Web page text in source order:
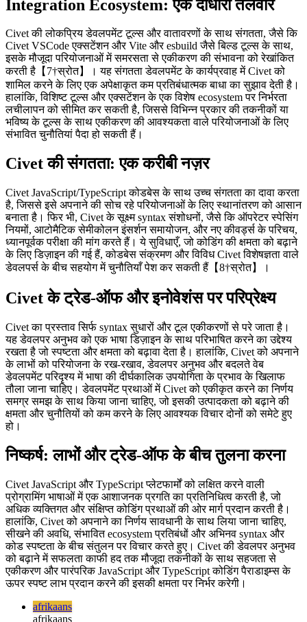
syntax और कोड की सार्वभौमिक पठनीयता के बीच का समझौता, डेवलपर्स के
Integration Ecosystem: एक दोधारी तलवार
Civet की लोकप्रिय डेवलपमेंट टूल्स और वातावरणों के साथ संगतता, जैसे कि
Civet VSCode एक्सटेंशन और Vite और esbuild जैसे बिल्ड टूल्स के साथ,
इसके मौजूदा परियोजनाओं में समरसता से एकीकरण की संभावना को रेखांकित
करती है【7†स्रोत】। यह संगतता डेवलपमेंट के कार्यप्रवाह में Civet को
शामिल करने के लिए एक अपेक्षाकृत कम प्रतिबंधात्मक बाधा का सुझाव देती है।
हालांकि, विशिष्ट टूल्स और एक्सटेंशन के एक विशेष ecosystem पर निर्भरता
लचीलापन को सीमित कर सकती है, जिससे विभिन्न प्रकार की तकनीकों या
भविष्य के टूल्स के साथ एकीकरण की आवश्यकता वाले परियोजनाओं के लिए
Civet की संगतता: एक करीबी नज़र
Civet JavaScript/TypeScript कोडबेस के साथ उच्च संगतता का दावा करता
है, जिससे इसे अपनाने की सोच रहे परियोजनाओं के लिए स्थानांतरण को आसान
बनाता है। फिर भी, Civet के सूक्ष्म syntax संशोधनों, जैसे कि ऑपरेटर स्पेसिंग
नियमों, आटोमैटिक सेमीकोलन इंसर्शन समायोजन, और नए कीवर्ड्स के परिचय,
ध्यानपूर्वक परीक्षा की मांग करते हैं। ये सुविधाएँ, जो कोडिंग की क्षमता को बढ़ाने
के लिए डिज़ाइन की गई हैं, कोडबेस संक्रमण और विविध Civet विशेषज्ञता वाले
Civet के ट्रेड-ऑफ और इनोवेशंस पर परिप्रेक्ष्य
Civet का प्रस्ताव सिर्फ syntax सुधारों और टूल एकीकरणों से परे जाता है।
यह डेवलपर अनुभव को एक भाषा डिज़ाइन के साथ परिभाषित करने का उद्देश्य
रखता है जो स्पष्टता और क्षमता को बढ़ावा देता है। हालांकि, Civet को अपनाने
के लाभों को परियोजना के रख-रखाव, डेवलपर अनुभव और बदलते वेब
डेवलपमेंट परिदृश्य में भाषा की दीर्घकालिक उपयोगिता के प्रभाव के खिलाफ
तौला जाना चाहिए। डेवलपमेंट प्रथाओं में Civet को एकीकृत करने का निर्णय
समग्र समझ के साथ किया जाना चाहिए, जो इसकी उत्पादकता को बढ़ाने की
क्षमता और चुनौतियों को कम करने के लिए आवश्यक विचार दोनों को समेटे हुए
निष्कर्ष: लाभों और ट्रेड-ऑफ के बीच तुलना करना
Civet JavaScript और TypeScript प्लेटफार्मों को लक्षित करने वाली
प्रोग्रामिंग भाषाओं में एक आशाजनक प्रगति का प्रतिनिधित्व करती है, जो
अधिक व्यक्तिगत और संक्षिप्त कोडिंग प्रथाओं की ओर मार्ग प्रदान करती है।
हालांकि, Civet को अपनाने का निर्णय सावधानी के साथ लिया जाना चाहिए,
सीखने की अवधि, संभावित ecosystem प्रतिबंधों और अभिनव syntax और
कोड स्पष्टता के बीच संतुलन पर विचार करते हुए। Civet की डेवलपर अनुभव
को बढ़ाने में सफलता काफी हद तक मौजूदा तकनीकों के साथ सहजता से
एकीकरण और पारंपरिक JavaScript और TypeScript कोडिंग पैराडाइम्स के